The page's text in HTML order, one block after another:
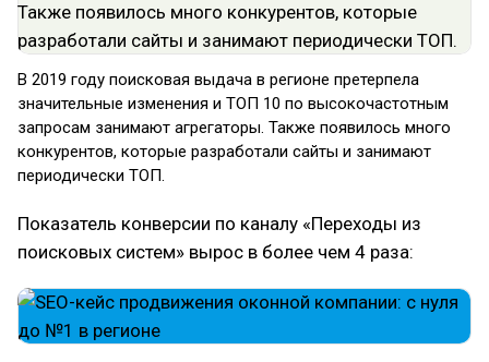
В 2019 году поисковая выдача в регионе претерпела
значительные изменения и ТОП 10 по высокочастотным
запросам занимают агрегаторы. Также появилось много
конкурентов, которые разработали сайты и занимают
периодически ТОП.
Показатель конверсии по каналу «Переходы из
поисковых систем» вырос в более чем 4 раза: